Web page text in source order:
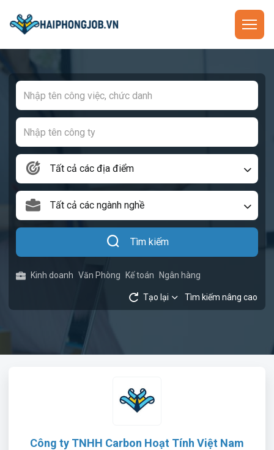
Tất cả các địa điểm
Tất cả các ngành nghề
Tìm kiếm
Kinh doanh Văn Phòng Kế toán Ngân hàng
Tạo lại Tìm kiếm nâng cao
Công ty TNHH Carbon Hoạt Tính Việt Nam